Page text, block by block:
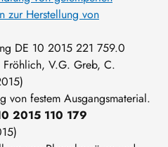
zur Herstellung von
DE 10 2015 221 759.0
Fröhlich, V.G. Greb, C.
von festem Ausgangsmaterial.
2015 110 179